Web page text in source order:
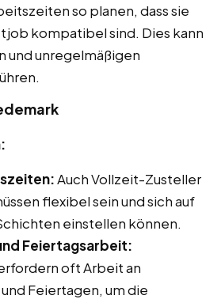
so planen, dass sie
kompatibel sind. Dies kann
und unregelmäßigen
Auch Vollzeit-Zusteller
flexibel sein und sich auf
einstellen können.
Feiertagsarbeit:
oft Arbeit an
Feiertagen, um die